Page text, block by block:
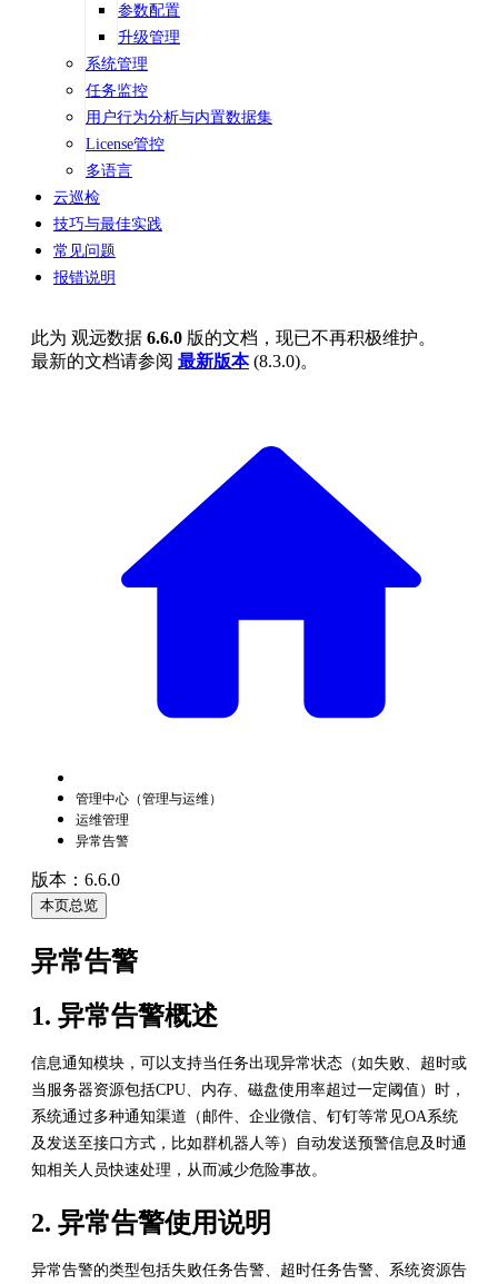
参数配置
升级管理
系统管理
任务监控
用户行为分析与内置数据集
License管控
多语言
云巡检
技巧与最佳实践
常见问题
报错说明
此为 观远数据 6.6.0 版的文档，现已不再积极维护。
最新的文档请参阅 最新版本(8.3.0)。
管理中心（管理与运维）
运维管理
异常告警
版本：6.6.0
本页总览
异常告警
1. 异常告警概述
信息通知模块，可以支持当任务出现异常状态（如失败、超时或
当服务器资源包括CPU、内存、磁盘使用率超过一定阈值）时，
系统通过多种通知渠道（邮件、企业微信、钉钉等常见OA系统
及发送至接口方式，比如群机器人等）自动发送预警信息及时通
知相关人员快速处理，从而减少危险事故。
2. 异常告警使用说明
异常告警的类型包括失败任务告警、超时任务告警、系统资源告